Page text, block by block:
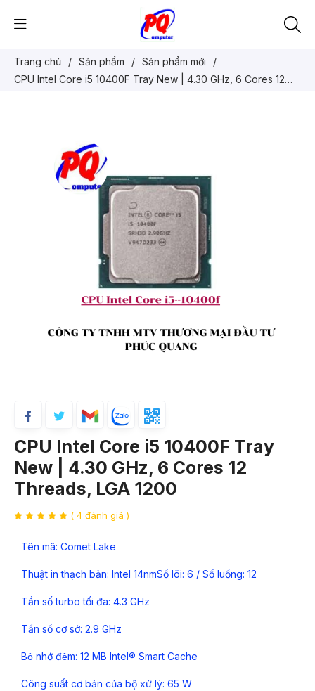
Trang chủ / Sản phẩm / Sản phẩm mới
/
CPU Intel Core i5 10400F Tray New | 4.30 GHz, 6 Cores 12
CPU Intel Core i5 10400F Tray
New | 4.30 GHz, 6 Cores 12
Threads, LGA 1200
( 4 đánh giá )
Tên mã: Comet Lake
Thuật in thạch bản: Intel 14nmSố lõi: 6 / Số luồng: 12
Tần số turbo tối đa: 4.3 GHz
Tần số cơ sở: 2.9 GHz
Bộ nhớ đệm: 12 MB Intel® Smart Cache
Công suất cơ bản của bộ xử lý: 65 W